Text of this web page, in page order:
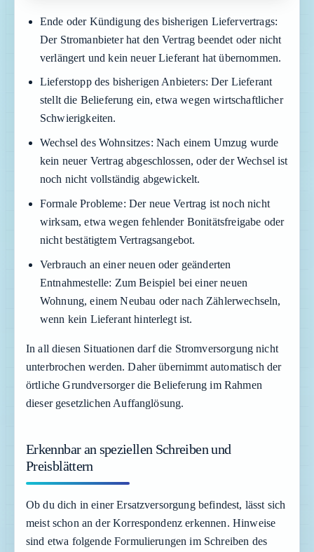
Ende oder Kündigung des bisherigen Liefervertrags:
Der Stromanbieter hat den Vertrag beendet oder nicht
verlängert und kein neuer Lieferant hat übernommen.
Lieferstopp des bisherigen Anbieters: Der Lieferant
stellt die Belieferung ein, etwa wegen wirtschaftlicher
Schwierigkeiten.
Wechsel des Wohnsitzes: Nach einem Umzug wurde
kein neuer Vertrag abgeschlossen, oder der Wechsel ist
noch nicht vollständig abgewickelt.
Formale Probleme: Der neue Vertrag ist noch nicht
wirksam, etwa wegen fehlender Bonitätsfreigabe oder
nicht bestätigtem Vertragsangebot.
Verbrauch an einer neuen oder geänderten
Entnahmestelle: Zum Beispiel bei einer neuen
Wohnung, einem Neubau oder nach Zählerwechseln,
wenn kein Lieferant hinterlegt ist.
In all diesen Situationen darf die Stromversorgung nicht
unterbrochen werden. Daher übernimmt automatisch der
örtliche Grundversorger die Belieferung im Rahmen
dieser gesetzlichen Auffanglösung.
Erkennbar an speziellen Schreiben und
Preisblättern
Ob du dich in einer Ersatzversorgung befindest, lässt sich
meist schon an der Korrespondenz erkennen. Hinweise
sind etwa folgende Formulierungen im Schreiben des